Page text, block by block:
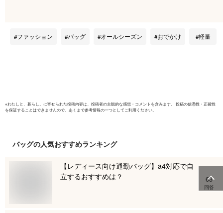
ランド 大きめ 2WAY
収納 チ
ファッション バッグ オールシーズン おでかけ 軽量
※わたしと、暮らし。 に寄せられた投稿内容は、投稿者の主観的な感想・コメントを含みます。 投稿の信憑性・正確性
を保証することはできませんので、あくまで参考情報の一つとしてご利用ください。
バッグの人気おすすめランキング
【レディース向け通勤バッグ】a4対応で自
立するおすすめは？
63
回答